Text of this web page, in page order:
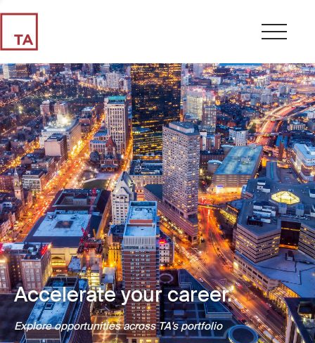
Accelerate your career.
Explore opportunities across TA's portfolio